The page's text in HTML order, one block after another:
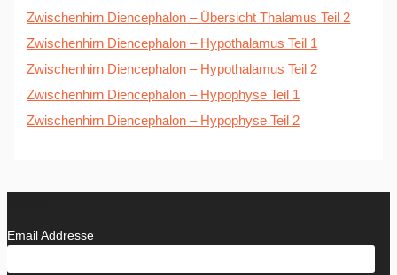
Zwischenhirn Diencephalon – Übersicht Thalamus Teil 2
Zwischenhirn Diencephalon – Hypothalamus Teil 1
Zwischenhirn Diencephalon – Hypothalamus Teil 2
Zwischenhirn Diencephalon – Hypophyse Teil 1
Zwischenhirn Diencephalon – Hypophyse Teil 2
Email Addresse